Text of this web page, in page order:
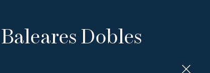
Dobles